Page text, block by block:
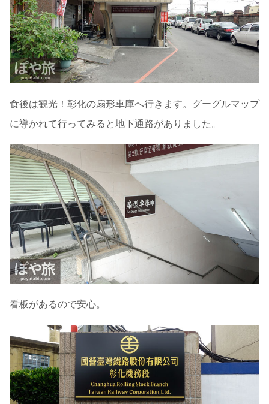
食後は観光！彰化の扇形車庫へ行きます。グーグルマップ
に導かれて行ってみると地下通路がありました。
看板があるので安心。